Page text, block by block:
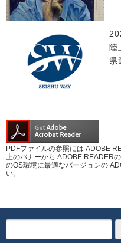
陸
県
PDFファイルの参照には ADOBE
上のバナーから ADOBE READERの
のOS環境に最適なバージョンの
い。